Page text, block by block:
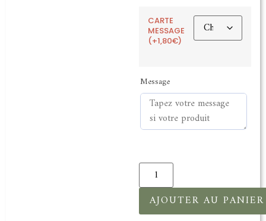
CARTE
MESSAGE
(+1,80€)
Message
AJOUTER AU PANIER